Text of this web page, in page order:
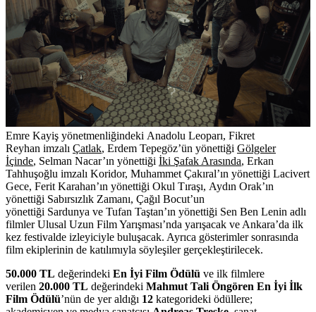
Emre Kayiş yönetmenliğindeki Anadolu Leoparı, Fikret
Reyhan imzalı Çatlak, Erdem Tepegöz’ün yönettiği Gölgeler
İçinde, Selman Nacar’ın yönettiği İki Şafak Arasında, Erkan
Tahhuşoğlu imzalı Koridor, Muhammet Çakıral’ın yönettiği Lacivert
Gece, Ferit Karahan’ın yönettiği Okul Tıraşı, Aydın Orak’ın
yönettiği Sabırsızlık Zamanı, Çağıl Bocut’un
yönettiği Sardunya ve Tufan Taştan’ın yönettiği Sen Ben Lenin adlı
filmlerUlusal Uzun Film Yarışması’nda yarışacak ve Ankara’da ilk
kez festivalde izleyiciyle buluşacak. Ayrıca gösterimler sonrasında
film ekiplerinin de katılımıyla söyleşiler gerçekleştirilecek.
50.000 TL değerindeki En İyi Film Ödülü ve ilk filmlere
verilen 20.000 TL değerindeki Mahmut Tali Öngören En İyi İlk
Film Ödülü’nün de yer aldığı 12 kategorideki ödüllere;